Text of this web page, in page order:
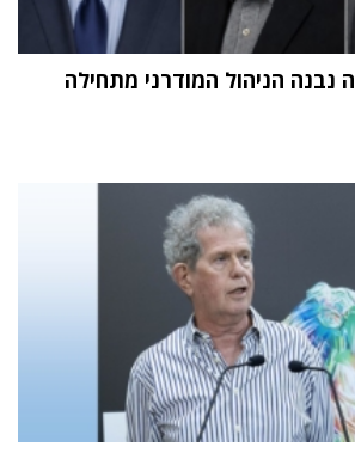
נבנה הניהול המודרני מתחילה